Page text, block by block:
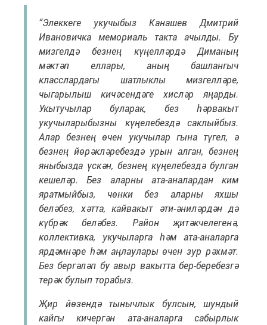
“Элеккеге укучыбыз Канашев Дмитрий
Ивановичка мемориаль такта ачылды. Бу
мизгелдә безнең күңелләрдә Диманың
мәктәп еллары, аның башлангыч
класслардагы шатлыклы мизгелләре,
чыгарылыш кичәсендәге хисләр яңарды.
Укытучылар буларак, без һәрвакыт
укучыларыбызны күңелебездә саклыйбыз.
Алар безнең өчен укучылар гына түгел, ә
безнең йөрәкләребездә урын алган, безнең
яныбызда үскән, безнең күңелебездә булган
кешеләр. Без аларны ата-аналардан ким
яратмыйбыз, чөнки без аларны яхшы
беләбез, хәтта, кайвакыт әти-әниләрдән дә
күбрәк беләбез. Район җитәкчелегенә,
коллективка, укучыларга һәм ата-аналарга
ярдәмнәре һәм аңлаулары өчен зур рәхмәт.
Без бергәләп бу авыр вакытта бер-беребезгә
терәк булып торабыз.
Җир йөзендә тынычлык булсын, шундый
кайгы кичергән ата-аналарга сабырлык